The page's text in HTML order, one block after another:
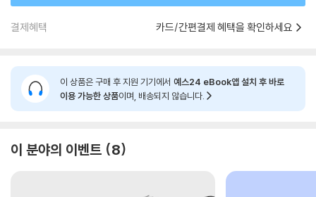
결제혜택 카드/간편결제 혜택을 확인하세요
이 상품은 구매 후 지원 기기에서 예스24 eBook앱 설치 후 바로
이용 가능한 상품이며, 배송되지 않습니다.
이 분야의 이벤트 8